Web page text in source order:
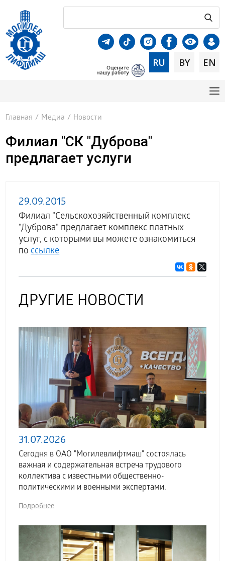
RU BY EN
Главная / Медиа / Новости
Филиал "СК "Дуброва"
предлагает услуги
29.09.2015
Филиал "Сельскохозяйственный комплекс
"Дуброва" предлагает комплекс платных
услуг, с которыми вы можете ознакомиться
поссылке
ДРУГИЕ НОВОСТИ
31.07.2026
Сегодня в ОАО "Могилевлифтмаш" состоялась
важная и содержательная встреча трудового
коллектива с известными общественно-
политическими и военными экспертами.
Подробнее